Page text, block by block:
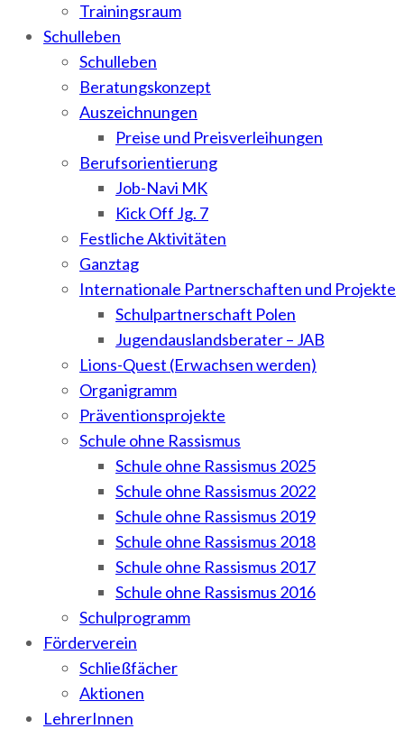
Trainingsraum
Schulleben
Schulleben
Beratungskonzept
Auszeichnungen
Preise und Preisverleihungen
Berufsorientierung
Job-Navi MK
Kick Off Jg. 7
Festliche Aktivitäten
Ganztag
Internationale Partnerschaften und Projekte
Schulpartnerschaft Polen
Jugendauslandsberater – JAB
Lions-Quest (Erwachsen werden)
Organigramm
Präventionsprojekte
Schule ohne Rassismus
Schule ohne Rassismus 2025
Schule ohne Rassismus 2022
Schule ohne Rassismus 2019
Schule ohne Rassismus 2018
Schule ohne Rassismus 2017
Schule ohne Rassismus 2016
Schulprogramm
Förderverein
Schließfächer
Aktionen
LehrerInnen